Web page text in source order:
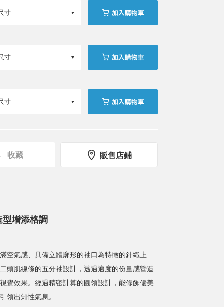
收藏 販售店鋪
增添格調
空氣感、具備立體廓形的袖口為特徵的針織上
頭肌線條的五分袖設計，透過適度的份量感營造
覺效果。經過精密計算的圓領設計，能修飾優美
領出知性氣息。